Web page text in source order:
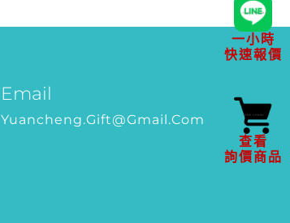
Email
Yuancheng.gift@gmail.com
一小時
快速報價
查看
詢價商品